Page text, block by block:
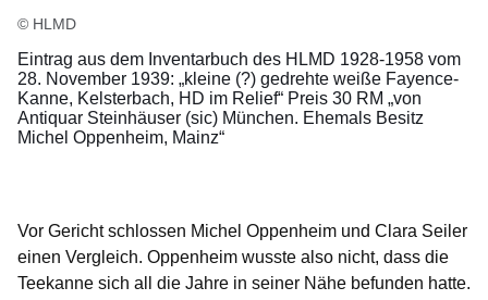
© HLMD
Eintrag aus dem Inventarbuch des HLMD 1928-1958 vom
28. November 1939: „kleine (?) gedrehte weiße Fayence-
Kanne, Kelsterbach, HD im Relief“ Preis 30 RM „von
Antiquar Steinhäuser (sic) München. Ehemals Besitz
Michel Oppenheim, Mainz“
Vor Gericht schlossen Michel Oppenheim und Clara Seiler
einen Vergleich. Oppenheim wusste also nicht, dass die
Teekanne sich all die Jahre in seiner Nähe befunden hatte.